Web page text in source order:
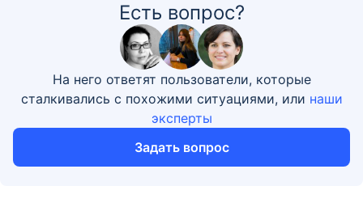
Есть вопрос?
На него ответят пользователи, которые
сталкивались с похожими ситуациями, или наши
эксперты
Задать вопрос